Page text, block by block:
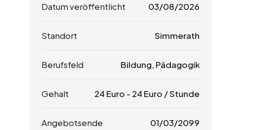
Datum veröffentlicht 03/08/2026
Standort Simmerath
Berufsfeld Bildung, Pädagogik
Gehalt 24 Euro - 24 Euro / Stunde
Angebotsende 01/03/2099